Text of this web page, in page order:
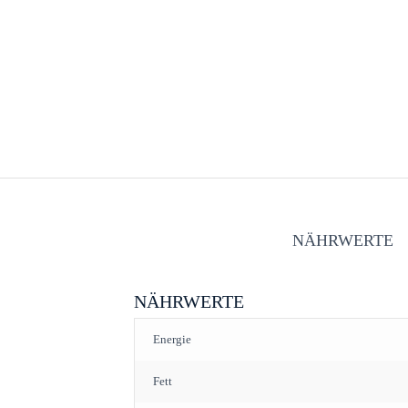
NÄHRWERTE
NÄHRWERTE
Energie
Fett